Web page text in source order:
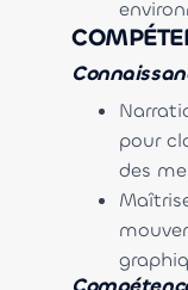
pour
des